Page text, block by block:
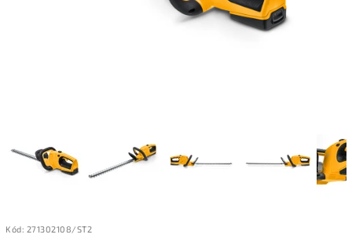
Kód: 271302108/ST2